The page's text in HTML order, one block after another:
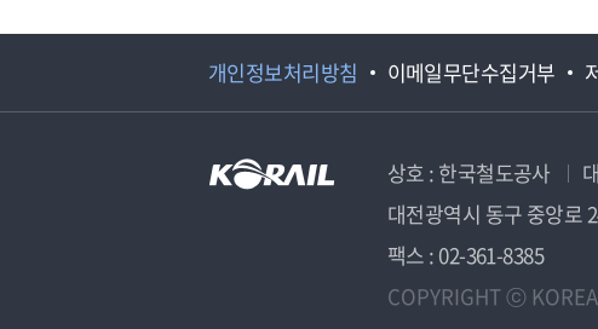
개인정보처리방침 이메일무단수집거부
상호 : 한국철도공사
대전광역시 동구 중앙로
팩스 : 02-361-8385
COPYRIGHT ⓒ